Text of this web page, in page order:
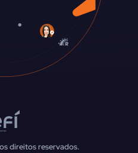
direitos reservados.